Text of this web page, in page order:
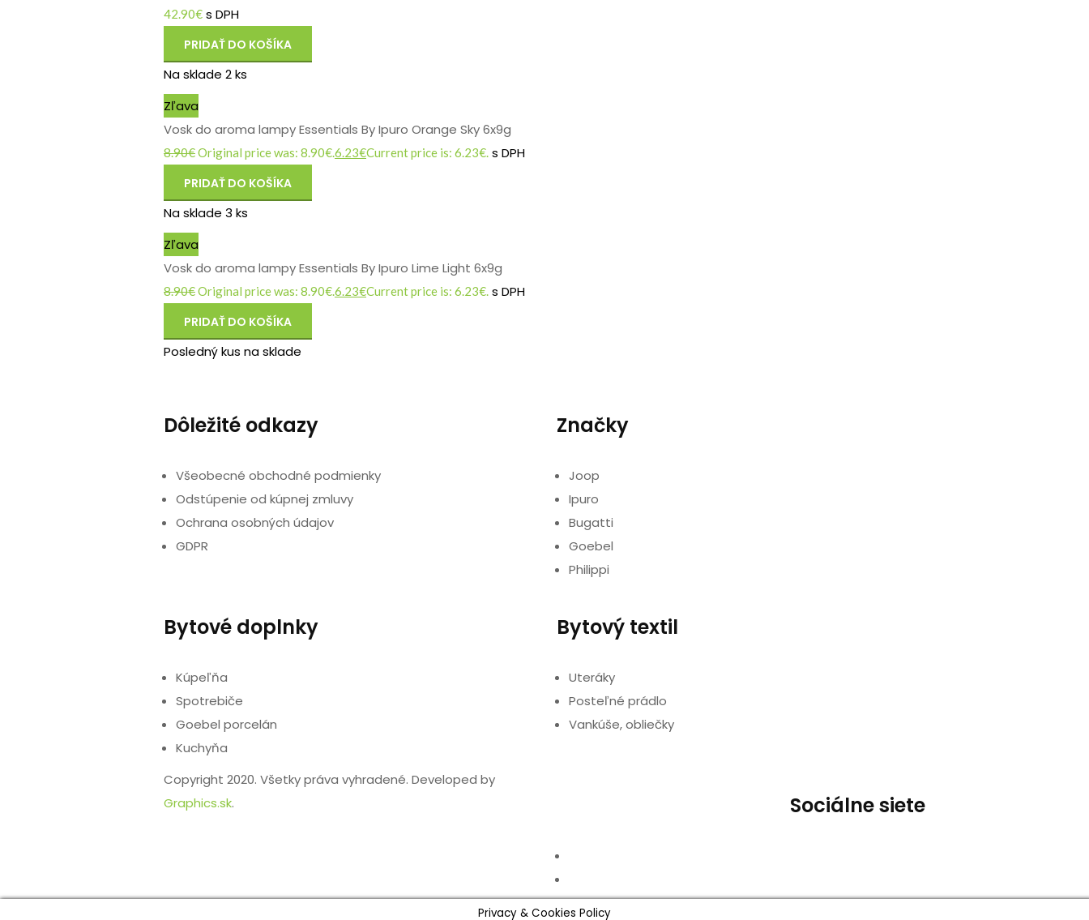
42.90€ s DPH
PRIDAŤ DO KOŠÍKA
Na sklade 2 ks
Zľava
Vosk do aroma lampy Essentials By Ipuro Orange Sky 6x9g
8.90€Original price was: 8.90€.6.23€Current price is: 6.23€. s DPH
PRIDAŤ DO KOŠÍKA
Na sklade 3 ks
Zľava
Vosk do aroma lampy Essentials By Ipuro Lime Light 6x9g
8.90€Original price was: 8.90€.6.23€Current price is: 6.23€. s DPH
PRIDAŤ DO KOŠÍKA
Posledný kus na sklade
Dôležité odkazy
Všeobecné obchodné podmienky
Odstúpenie od kúpnej zmluvy
Ochrana osobných údajov
GDPR
Značky
Joop
Ipuro
Bugatti
Goebel
Philippi
Bytové doplnky
Kúpeľňa
Spotrebiče
Goebel porcelán
Kuchyňa
Bytový textil
Uteráky
Posteľné prádlo
Vankúše, obliečky
Copyright 2020. Všetky práva vyhradené. Developed by
Graphics.sk. Sociálne siete
Privacy & Cookies Policy